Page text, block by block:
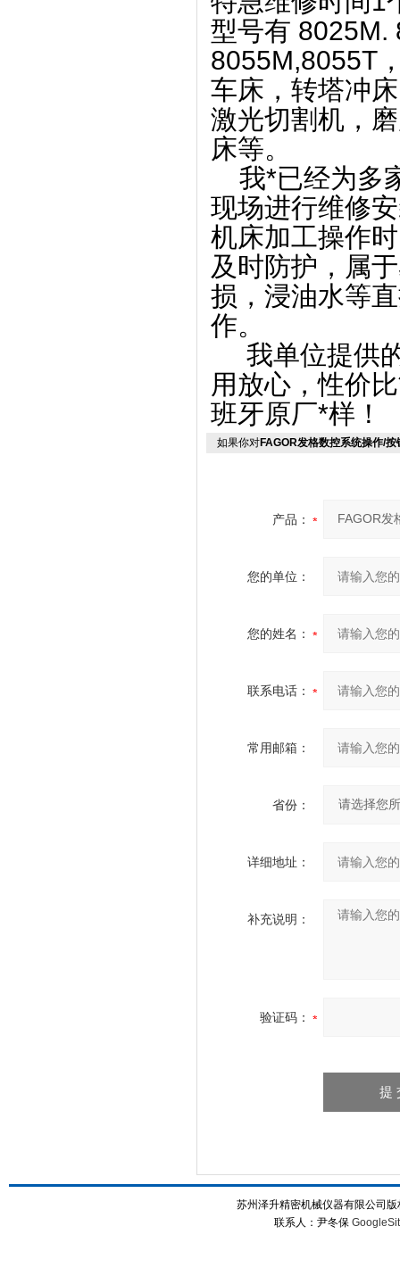
型号有 8025M.
8055M,8055T
车床，转塔冲
激光切割机，
床等。
我*已经为多
现场进行维修
机床加工操作
及时防护，属
损，浸油水等
作。
我单位提供
用放心，性价
班牙原厂*样！
如果你对FAGOR发格数控系统操作/
产品：
您的单位：
您的姓名：
联系电话：
常用邮箱：
省份：
详细地址：
补充说明：
验证码：
苏州泽升精密机械仪器有限公司
联系人：尹冬保